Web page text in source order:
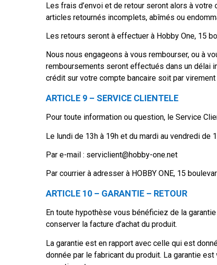
Les frais d’envoi et de retour seront alors à votre
articles retournés incomplets, abîmés ou
Les retours seront à effectuer à Hobby One, 15
Nous nous engageons à vous rembourser, ou à
remboursements seront effectués dans un délai
crédit sur votre compte bancaire soit par virement
ARTICLE 9 – SERVICE CLIENTELE
Pour toute information ou question, le Service
Le lundi de 13h à 19h et du mardi au vendredi de
Par e-mail : serviclient@hobby-one.net
Par courrier à adresser à HOBBY ONE, 15
ARTICLE 10 – GARANTIE – RETOUR
En toute hypothèse vous bénéficiez de la
conserver la facture d’achat du produit.
La garantie est en rapport avec celle qui est
donnée par le fabricant du produit. La garantie